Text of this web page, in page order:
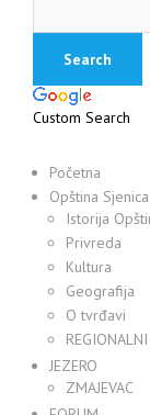
Custom Search
Početna
Opština Sjenica
Istorija
Privreda
Kultura
Geografija
O tvrđavi
JEZERO
ZMAJEVAC